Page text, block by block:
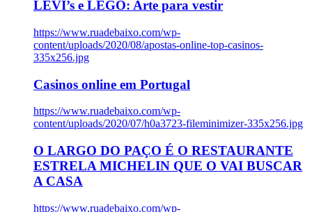
LEVI’s e LEGO: Arte para vestir
https://www.ruadebaixo.com/wp-
content/uploads/2020/08/apostas-online-top-casinos-
335x256.jpg
Casinos online em Portugal
https://www.ruadebaixo.com/wp-
content/uploads/2020/07/h0a3723-fileminimizer-335x256.jpg
O LARGO DO PAÇO É O RESTAURANTE
ESTRELA MICHELIN QUE O VAI BUSCAR
A CASA
https://www.ruadebaixo.com/wp-